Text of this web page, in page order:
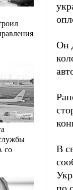
со
Он
В